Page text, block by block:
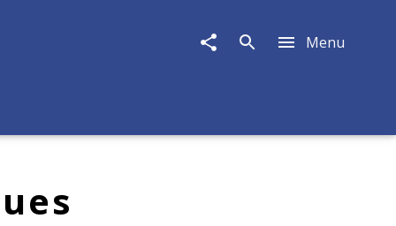
Menu